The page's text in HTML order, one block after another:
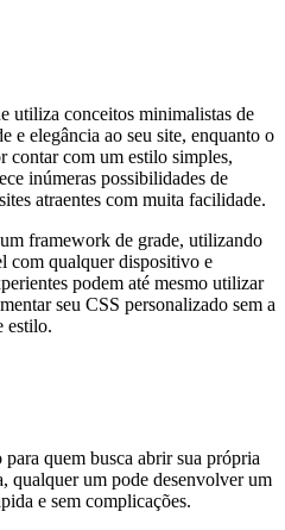
utiliza conceitos minimalistas de
e elegância ao seu site, enquanto o
contar com um estilo simples,
inúmeras possibilidades de
atraentes com muita facilidade.
framework de grade, utilizando
com qualquer dispositivo e
podem até mesmo utilizar
seu CSS personalizado sem a
estilo.
quem busca abrir sua própria
qualquer um pode desenvolver um
e sem complicações.